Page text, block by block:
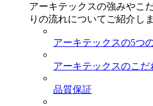
アーキテックスの強みやこ
りの流れについてご紹介し
アーキテックスの5つ
アーキテックスのこだ
品質保証